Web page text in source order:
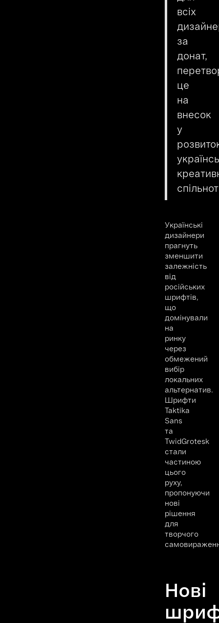
всіх
за
донат,
це
на
внесок
у
Українські
дизайнери
прагнуть
зменшити
залежність
від
російських
шрифтів,
що
домінували
на
ринку
через
обмежений
вибір
локальних
альтернатив.
Шрифти
Taktika
Sans
та
TwidGrotesk
стали
частиною
цього
руху,
пропонуючи
нові
рішення
для
творчого
Нові